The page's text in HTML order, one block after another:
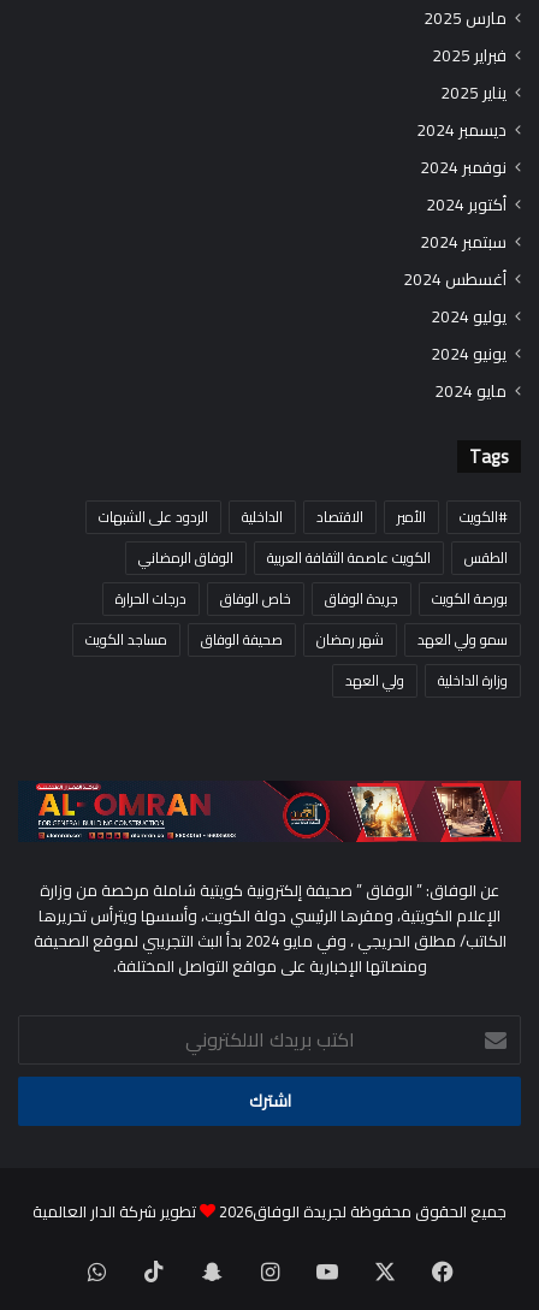
مارس 2025
فبراير 2025
يناير 2025
ديسمبر 2024
نوفمبر 2024
أكتوبر 2024
سبتمبر 2024
أغسطس 2024
يوليو 2024
يونيو 2024
مايو 2024
Tags
#الكويت الأمير الاقتصاد الداخلية
الردود على الشبهات
الطقس
الكويت عاصمة الثقافة العربية
الوفاق الرمضاني
بورصة الكويت
جريدة الوفاق خاص الوفاق
درجات الحرارة
سمو ولي العهد
شهر رمضان صحيفة الوفاق
مساجد الكويت
وزارة الداخلية
ولي العهد
عن الوفاق: ” الوفاق ” صحيفة إلكترونية كويتية شاملة مرخصة من وزارة
الإعلام الكويتية، ومقرها الرئيسي دولة الكويت، وأسسها ويترأس تحريرها
الكاتب/ مطلق الحريجي ، وفي مايو 2024 بدأ البث التجريبي لموقع الصحيفة
ومنصاتها الإخبارية على مواقع التواصل المختلفة.
اكتب
بريدك
الالكتروني
جميع الحقوق محفوظة لجريدة الوفاق2026 تطوير شركة الدار العالمية
فيسبوك ‫YouTubeانستقرامسناب
‫TikTokواتساب